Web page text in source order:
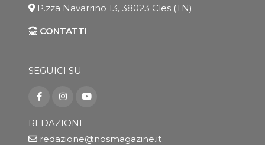
P.zza Navarrino 13, 38023 Cles (TN)
CONTATTI
SEGUICI SU
REDAZIONE
redazione@nosmagazine.it